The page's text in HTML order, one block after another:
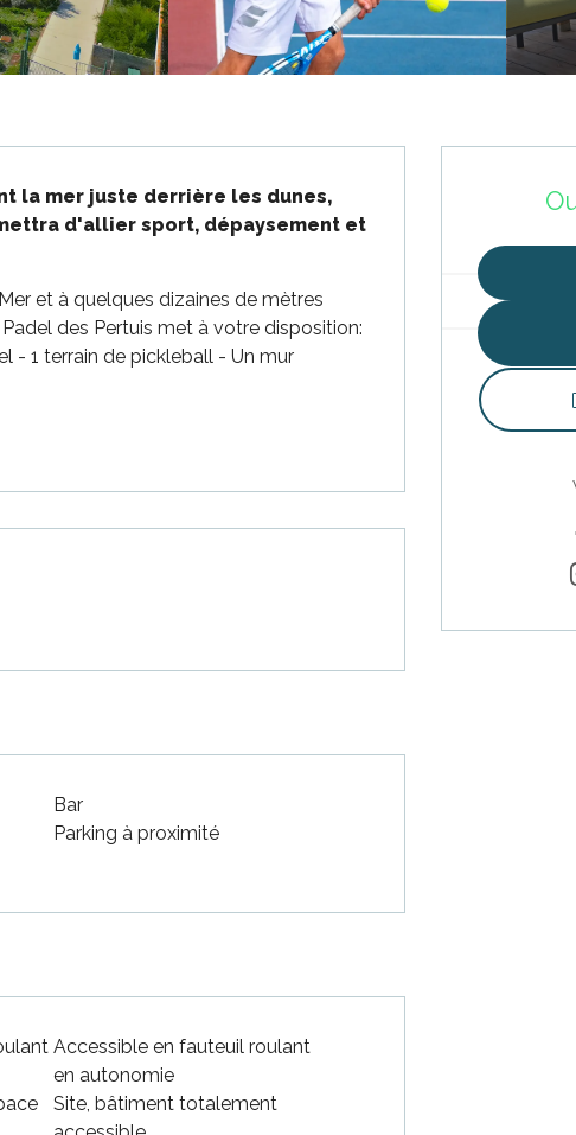
la mer juste derrière les dunes,
d'allier sport, dépaysement et
et à quelques dizaines de mètres
des Pertuis met à votre disposition:
- 1 terrain de pickleball - Un mur
Bar
Parking à proximité
Accessible en fauteuil roulant
en autonomie
Site, bâtiment totalement